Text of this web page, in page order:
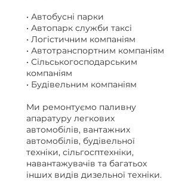
• Автобусні парки
• Автопарк служби таксі
• Логістичним компаніям
• Автотранспортним компаніям
• Сільськогосподарським
компаніям
• Будівельним компаніям
Ми ремонтуємо паливну
апаратуру легкових
автомобілів, вантажних
автомобілів, будівельної
техніки, сільгосптехніки,
навантажувачів та багатьох
інших видів дизельної техніки.